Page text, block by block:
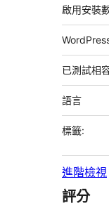
啟用安裝
已測試相
語言
標籤:
進階檢視
評分